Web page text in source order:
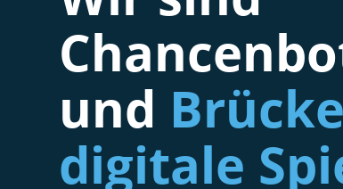
und
digitale